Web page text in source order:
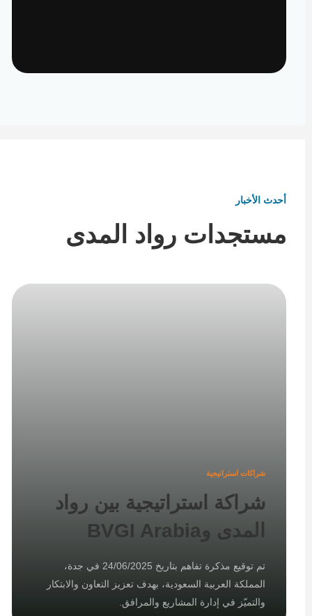
أحدث الأخبار
مستجدات رواد المدى
شراكات استراتيجية
شراكة استراتيجية بين رواد
المدى وBVGI Arabia
تم توقيع مذكرة تفاهم بتاريخ 24/06/2025 في جدة،
المملكة العربية السعودية، بهدف تعزيز التعاون والابتكار
والتميّز في إدارة المشاريع والمرافق.